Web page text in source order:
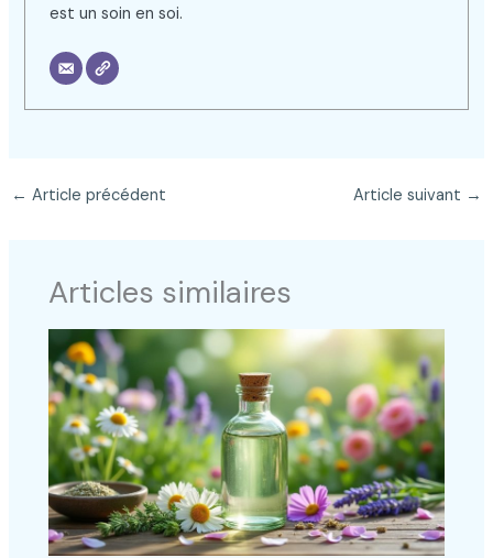
est un soin en soi.
← Article précédent Article suivant →
Articles similaires